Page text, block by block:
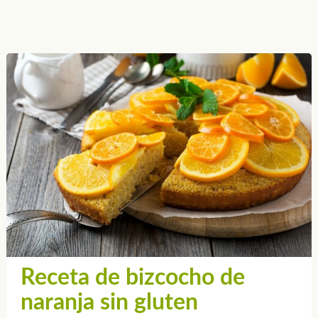
Receta de bizcocho de
naranja sin gluten